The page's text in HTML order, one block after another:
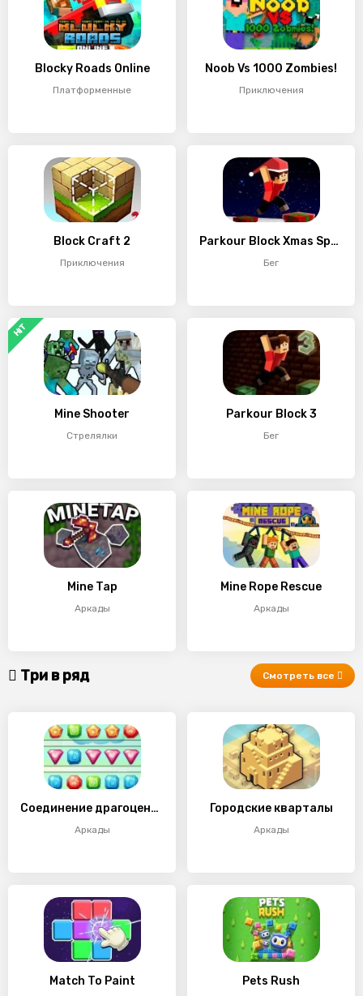
Blocky Roads Online
Платформенные
Noob Vs 1000 Zombies!
Приключения
Block Craft 2
Приключения
Parkour Block Xmas Special
Бег
Mine Shooter
Стрелялки
HIT
Parkour Block 3
Бег
Mine Tap
Аркады
Mine Rope Rescue
Аркады
Три в ряд Смотреть все
Соединение драгоценных камней
Аркады
Городские кварталы
Аркады
Match To Paint Pets Rush